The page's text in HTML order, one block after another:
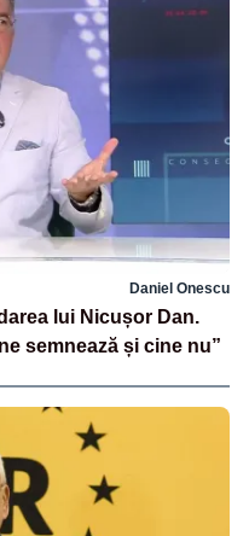
Daniel Onescu
lui Nicușor Dan.
semnează și cine nu”